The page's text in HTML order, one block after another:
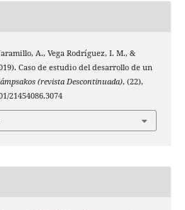
A., Vega Rodríguez, I. M., &
Caso de estudio del desarrollo de un
(revista Descontinuada), (22),
21454086.3074